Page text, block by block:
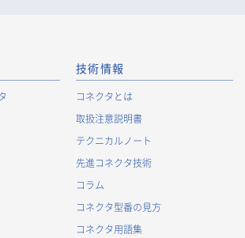
情報は、後掲及びCookieポリシーに従って
https://www.irisoele.com/jp/cookie/
的
人情報の利用目的は、次の通りです。当社
を、関連性を有すると合理的に認められる範
があり、変更した場合には、変更された利用
技術情報
コネクタとは
取扱注意説明書
テクニカルノート
先進コネクタ技術
コラム
コネクタ型番の見方
コネクタ用語集